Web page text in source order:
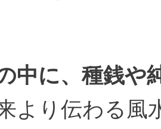
中に、種銭や
より伝わる風